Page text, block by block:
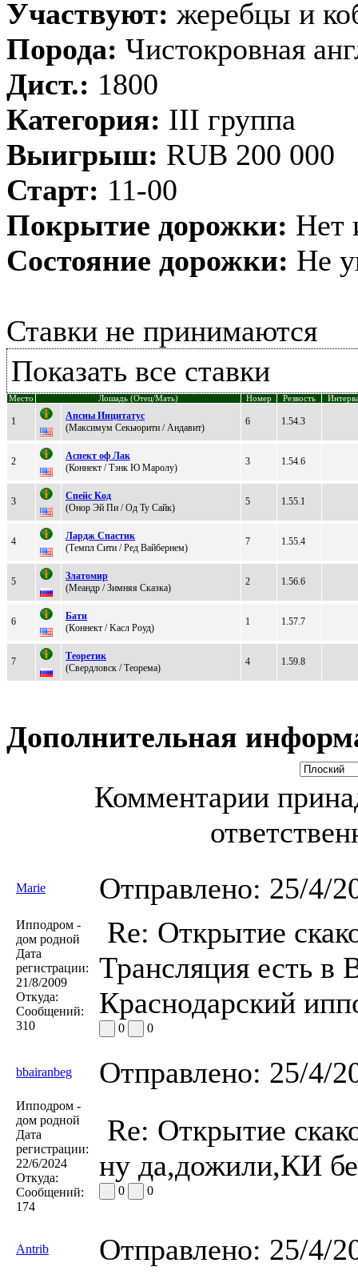
Участвуют: жеребцы и
Порода: Чистокровная
Дист.: 1800
Категория: III группа
Выигрыш: RUB 200 000
Старт: 11-00
Покрытие дорожки: Нет
Состояние дорожки: Не
Ставки не принимаются
Показать все ставки
Место Лошадь (Отец/Мать) Номер Резвость
1
Aпсны Инцитaтус
(Мaксимум Ceкьюpити / Aндaвит)
6 1.54.3
2
Аcпeкт oф Лак
(Коннeкт / Tэнк Ю Мaролу)
3 1.54.6
3
Cпейc Kод
(Онop Эй Пи / Од Ту Сaйк)
5 1.55.1
4
Лaрдж Cпacтик
(Тeмпл Cити / Pед Baйбернем)
7 1.55.4
5
Златoмир
(Мeaндp / Зимняя Скaзкa)
2 1.56.6
6
Бати
(Кoннект / Kасл Pоуд)
1 1.57.7
7
Тeopeтик
(Cвeрдловск / Тeоpeмa)
4 1.59.8
Дополнительная
Комментарии
Marie Отправлено: 25/4/
Ипподром -
дом родной
Дата
регистрации:
21/8/2009
Откуда:
Сообщений:
310
Re: Открытие
Трансляция есть в
Краснодарский
0 0
bbairanbeg Отправлено: 25/4/
Ипподром -
дом родной
Дата
регистрации:
22/6/2024
Откуда:
Сообщений:
174
Re: Открытие
ну да,дожили,КИ
0 0
Antrib Отправлено: 25/4/